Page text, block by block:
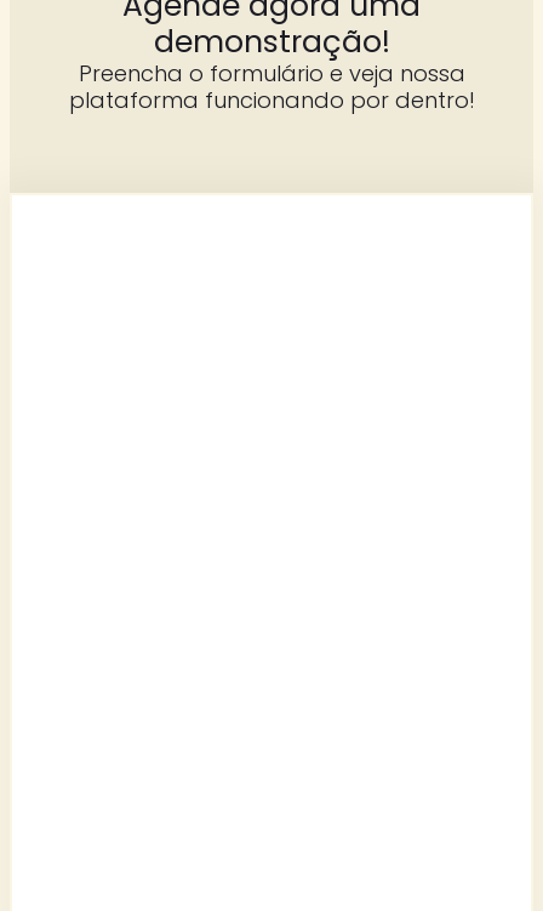
demonstração!
Preencha o formulário e veja nossa
plataforma funcionando por dentro!